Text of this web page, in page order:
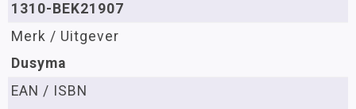
1310-BEK21907
Merk / Uitgever
Dusyma
EAN / ISBN